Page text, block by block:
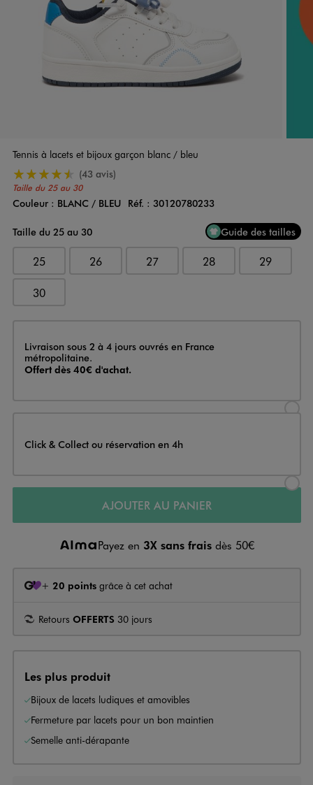
Tennis à lacets et bijoux garçon blanc / bleu
Taille du 25 au 30
4.5/5 de moyenne
(43 avis)
Couleur
Couleur : BLANC / BLEU Réf. : 30120780233
Taille du 25 au 30
Guide des tailles
25 26 27 28 29
30
Livraison
Livraison sous 2 à 4 jours ouvrés en France
métropolitaine.
Offert dès 40€ d'achat.
Click & Collect ou réservation en 4h
AJOUTER AU PANIER
Payez en 3X sans frais dès 50€
+ 20 points grâce à cet achat
Retours OFFERTS 30 jours
Les plus produit
Bijoux de lacets ludiques et amovibles
Fermeture par lacets pour un bon maintien
Semelle anti-dérapante